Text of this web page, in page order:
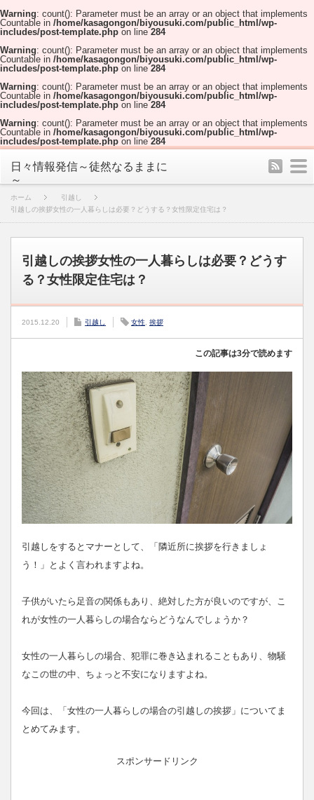
Warning: count(): Parameter must be an array or an object that implements
Countable in /home/kasagongon/biyousuki.com/public_html/wp-
includes/post-template.php on line 284
Warning: count(): Parameter must be an array or an object that implements
Countable in /home/kasagongon/biyousuki.com/public_html/wp-
includes/post-template.php on line 284
Warning: count(): Parameter must be an array or an object that implements
Countable in /home/kasagongon/biyousuki.com/public_html/wp-
includes/post-template.php on line 284
Warning: count(): Parameter must be an array or an object that implements
Countable in /home/kasagongon/biyousuki.com/public_html/wp-
includes/post-template.php on line 284
日々情報発信～徒然なるままに
～
rss
ホーム
引越し
引越しの挨拶女性の一人暮らしは必要？どうする？女性限定住宅は？
引越しの挨拶女性の一人暮らしは必要？どうす
る？女性限定住宅は？
2015.12.20 引越し 女性 挨拶
この記事は3分で読めます
引越しをするとマナーとして、「隣近所に挨拶を行きましょ
う！」とよく言われますよね。
子供がいたら足音の関係もあり、絶対した方が良いのですが、こ
れが女性の一人暮らしの場合ならどうなんでしょうか？
女性の一人暮らしの場合、犯罪に巻き込まれることもあり、物騒
なこの世の中、ちょっと不安になりますよね。
今回は、「女性の一人暮らしの場合の引越しの挨拶」についてま
とめてみます。
スポンサードリンク